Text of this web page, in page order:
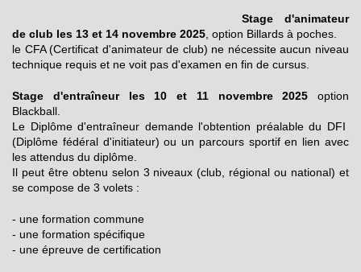
Stage d'animateur
de club les 13 et 14 novembre 2025 , option Billards à poches.
le CFA (Certificat d'animateur de club) ne nécessite aucun niveau
technique requis et ne voit pas d'examen en fin de cursus.
Stage d'entraîneur les 10 et 11 novembre 2025 option
Blackball.
Le Diplôme d'entraîneur demande l'obtention préalable du DFI
(Diplôme fédéral d'initiateur) ou un parcours sportif en lien avec
les attendus du diplôme.
Il peut être obtenu selon 3 niveaux (club, régional ou national) et
se compose de 3 volets :
- une formation commune
- une formation spécifique
- une épreuve de certification